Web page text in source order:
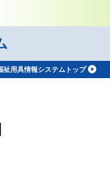
祉用具情報システムトップ